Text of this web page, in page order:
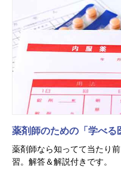
薬剤師のための「学べる
薬剤師なら知ってて当たり
習。解答＆解説付きです。